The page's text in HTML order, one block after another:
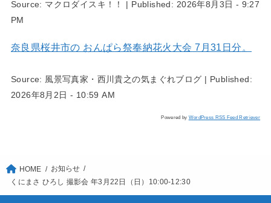
Source: マクロダイスキ！！ | Published: 2026年8月3日 - 9:27
PM
奈良県桜井市の おんぱら祭奉納花火大会 7月31日分。
Source: 風景写真家・西川貴之の気まぐれブログ | Published:
2026年8月2日 - 10:59 AM
Powered by WordPress RSS Feed Retriever
HOME
お知らせ
くにまさ ひろし 撮影会 年3月22日（日）10:00-12:30